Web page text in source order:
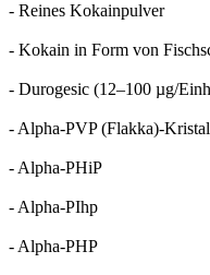
- Reines Kokainpulver
- Kokain in Form von
- Durogesic (12–100 µg/
- Alpha-PVP (Flakka)-
- Alpha-PHiP
- Alpha-PIhp
- Alpha-PHP